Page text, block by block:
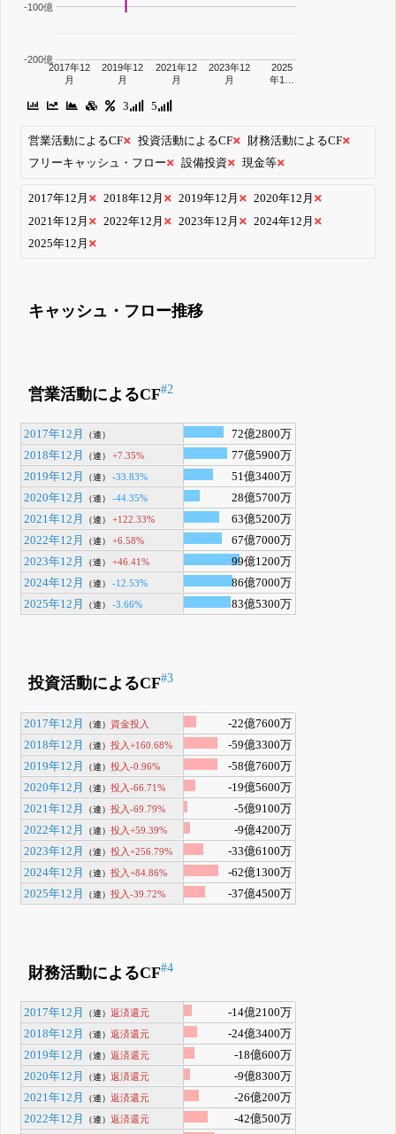
2017年12
月
2019年12
月
2021年12
月
2023年12
月
2025
年1…
-200億
-100億
3 5
営業活動によるCF 投資活動によるCF
財務活動によるCF
フリーキャッシュ・フロー
設備投資 現金等
2017年12月 2018年12月 2019年12月
2020年12月
2021年12月
2022年12月 2023年12月
2024年12月
2025年12月
キャッシュ・フロー推移
営業活動によるCF#2
2017年12月 （連）
72億2800万
2018年12月
（連） +7.35%
77億5900万
2019年12月
（連） -33.83%
51億3400万
2020年12月
（連） -44.35%
28億5700万
2021年12月
（連） +122.33%
63億5200万
2022年12月
（連） +6.58%
67億7000万
2023年12月
（連） +46.41%
99億1200万
2024年12月
（連） -12.53%
86億7000万
2025年12月
（連） -3.66% 83億5300万
投資活動によるCF#3
2017年12月 （連） 資金投入
-22億7600万
2018年12月
（連）投入+160.68%
-59億3300万
2019年12月
（連）投入-0.96%
-58億7600万
2020年12月
（連）投入-66.71%
-19億5600万
2021年12月
（連）投入-69.79%
-5億9100万
2022年12月
（連）投入+59.39%
-9億4200万
2023年12月
（連）投入+256.79%
-33億6100万
2024年12月
（連）投入+84.86%
-62億1300万
2025年12月
（連）投入-39.72% -37億4500万
財務活動によるCF#4
2017年12月 （連）返済還元
-14億2100万
2018年12月
（連）返済還元
-24億3400万
2019年12月
（連）返済還元
-18億600万
2020年12月
（連）返済還元
-9億8300万
2021年12月
（連）返済還元
-26億200万
2022年12月
（連）返済還元 -42億500万